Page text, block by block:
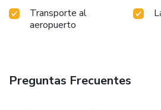
Transporte al
aeropuerto
Preguntas Frecuentes